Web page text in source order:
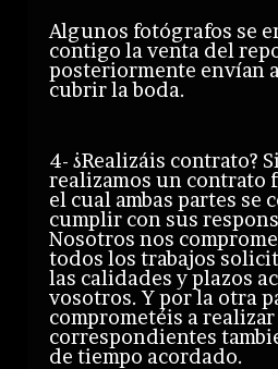
Algunos fotógrafos se
contigo la venta del
posteriormente envían
cubrir la boda.
4- ¿Realizáis contrato?
realizamos un contrato
el cual ambas partes se
cumplir con sus
Nosotros nos
todos los trabajos
las calidades y plazos
vosotros. Y por la otra
comprometéis a
correspondientes
de tiempo acordado.